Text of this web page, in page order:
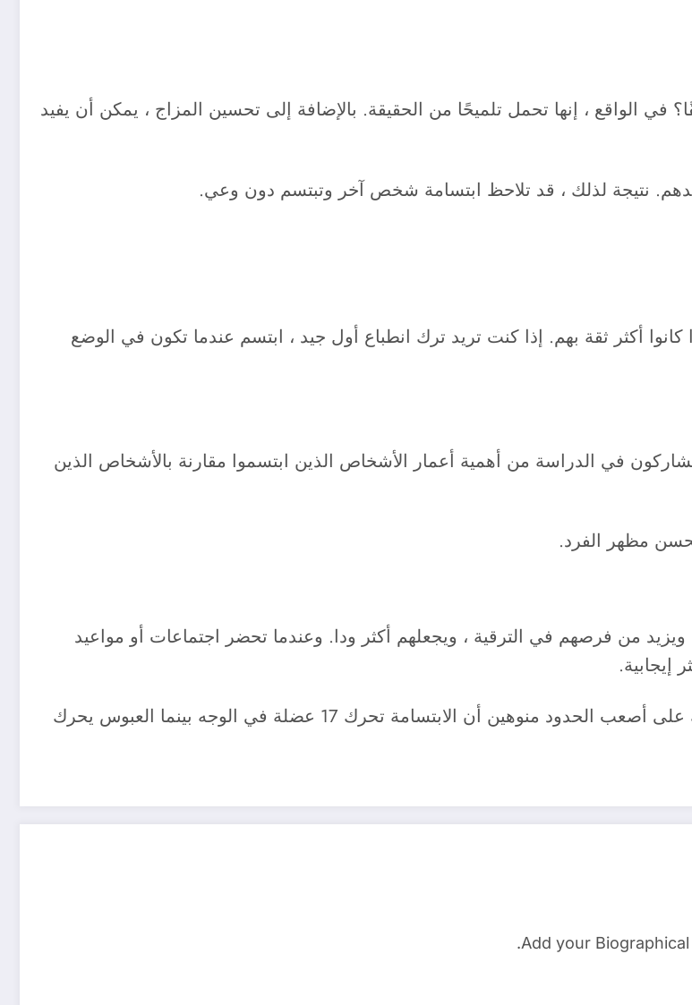
في الواقع ، إنها تحمل تلميحًا من الحقيقة. بالإضافة إلى تحسين المزاج ، يمكن أن يفيد
نتيجة لذلك ، قد تلاحظ ابتسامة شخص آخر وتبتسم دون وعي.
أكثر ثقة بهم. إذا كنت تريد ترك انطباع أول جيد ، ابتسم عندما تكون في الوضع
في الدراسة من أهمية أعمار الأشخاص الذين ابتسموا مقارنة بالأشخاص الذين
من فرصهم في الترقية ، ويجعلهم أكثر ودا. وعندما تحضر اجتماعات أو مواعيد
وأخيرا ، لا بد من التذكير أن الابتسامة جواز سفر يمكن أن يمررك على أصعب الحدود منوهين أن الابتسامة تحرك 17 عضلة في الوجه بينما العبوس يحرك
Add your